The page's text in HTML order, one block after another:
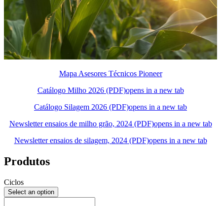
Mapa Asesores Técnicos Pioneer
Catálogo Milho 2026 (PDF)opens in a new tab
Catálogo Silagem 2026 (PDF)opens in a new tab
Newsletter ensaios de milho grão, 2024 (PDF)opens in a new tab
Newsletter ensaios de silagem, 2024 (PDF)opens in a new tab
Produtos
Ciclos
Select an option